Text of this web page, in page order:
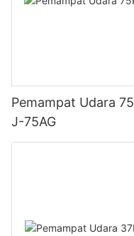
Pemampat Udara
J-75AG